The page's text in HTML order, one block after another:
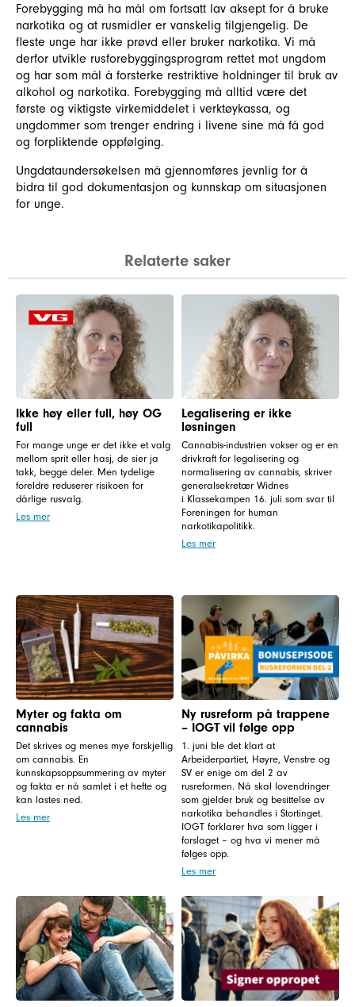
Forebygging må ha mål om fortsatt lav aksept for å bruke
narkotika og at rusmidler er vanskelig tilgjengelig. De
fleste unge har ikke prøvd eller bruker narkotika. Vi må
derfor utvikle rusforebyggingsprogram rettet mot ungdom
og har som mål å forsterke restriktive holdninger til bruk av
alkohol og narkotika. Forebygging må alltid være det
første og viktigste virkemiddelet i verktøykassa, og
ungdommer som trenger endring i livene sine må få god
og forpliktende oppfølging.
Ungdataundersøkelsen må gjennomføres jevnlig for å
bidra til god dokumentasjon og kunnskap om situasjonen
for unge.
Relaterte saker
Ikke høy eller full, høy OG
full
For mange unge er det ikke et valg
mellom sprit eller hasj, de sier ja
takk, begge deler. Men tydelige
foreldre reduserer risikoen for
dårlige rusvalg.
Les mer
Legalisering er ikke
løsningen
Cannabis-industrien vokser og er en
drivkraft for legalisering og
normalisering av cannabis, skriver
generalsekretær Widnes
i Klassekampen 16. juli som svar til
Foreningen for human
narkotikapolitikk.
Les mer
Myter og fakta om
cannabis
Det skrives og menes mye forskjellig
om cannabis. En
kunnskapsoppsummering av myter
og fakta er nå samlet i et hefte og
kan lastes ned.
Les mer
Ny rusreform på trappene
– IOGT vil følge opp
1. juni ble det klart at
Arbeiderpartiet, Høyre, Venstre og
SV er enige om del 2 av
rusreformen. Nå skal lovendringer
som gjelder bruk og besittelse av
narkotika behandles i Stortinget.
IOGT forklarer hva som ligger i
forslaget – og hva vi mener må
følges opp.
Les mer